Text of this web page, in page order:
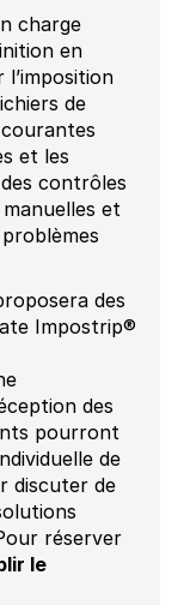
charge
en
de
et les
contrôles
et
des
Impostrip®
des
pourront
de
discuter de
réserver
le